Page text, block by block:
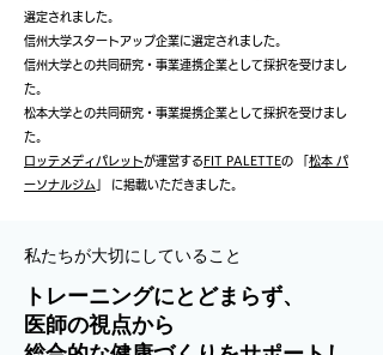
選定されました。
信州大学スタートアップ企業に選定されました。
信州大学との共同研究・事業連携企業として採択を受けまし
た。
松本大学との共同研究・事業提携企業として採択を受けまし
た。
ロッテメディパレットが運営する FIT PALETTEの 「 松本 パ
ーソナルジム 」 に掲載いただきました。
私たちが大切にしていること
トレーニングにとどまらず、
医師の視点から